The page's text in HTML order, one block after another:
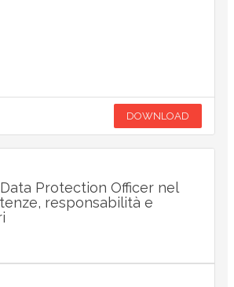
DOWNLOAD
Protection Officer nel
responsabilità e